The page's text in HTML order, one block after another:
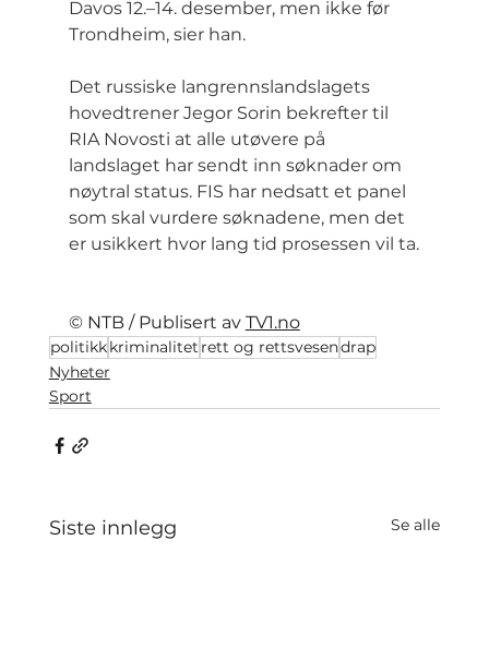
Davos 12.–14. desember, men ikke før
Trondheim, sier han.
Det russiske langrennslandslagets
hovedtrener Jegor Sorin bekrefter til
RIA Novosti at alle utøvere på
landslaget har sendt inn søknader om
nøytral status. FIS har nedsatt et panel
som skal vurdere søknadene, men det
er usikkert hvor lang tid prosessen vil ta.
© NTB / Publisert av TV1.no
politikkkriminalitet rett og rettsvesendrap
Nyheter
Sport
Siste innlegg Se alle